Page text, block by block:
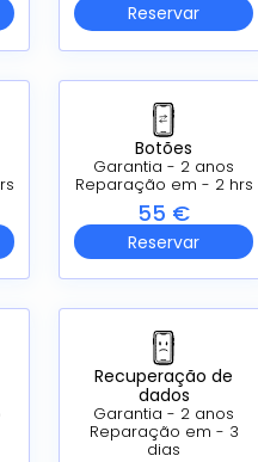
Reservar
Botões
Garantia - 2 anos
Reparação em - 2 hrs
55 €
Reservar
Recuperação de
dados
Garantia - 2 anos
Reparação em - 3
dias